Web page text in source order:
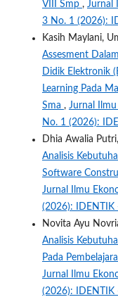
VIII Smp , Jurnal
3 No. 1 (2026):
Kasih Maylani,
Assesment
Didik Elektronik
Learning Pada
Sma , Jurnal
No. 1 (2026):
Dhia Awalia
Analisis
Software
Jurnal Ilmu
(2026): IDENTIK
Novita Ayu
Analisis
Pada
Jurnal Ilmu
(2026): IDENTIK